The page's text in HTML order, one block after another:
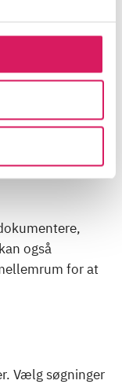
på denne
også
for at
Vælg søgninger